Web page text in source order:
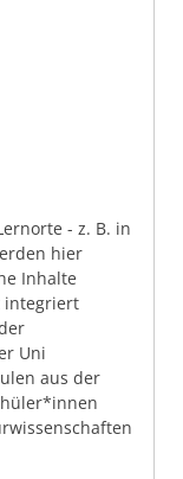
- z. B. in
hier
Inhalte
integriert
Uni
aus der